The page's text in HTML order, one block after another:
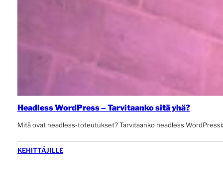
Headless WordPress – Tarvitaanko sitä yhä?
Mitä ovat headless-toteutukset? Tarvitaanko headless
KEHITTÄJILLE